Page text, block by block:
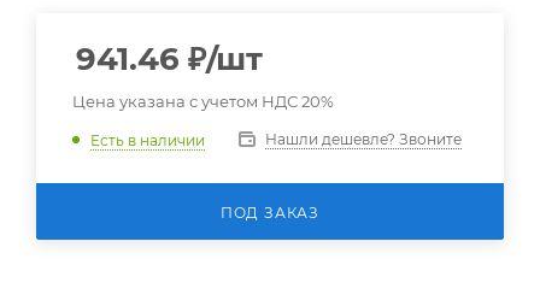
941.46 ₽/шт
Цена указана с учетом НДС 20%
Есть в наличии Нашли дешевле? Звоните
ПОД ЗАКАЗ